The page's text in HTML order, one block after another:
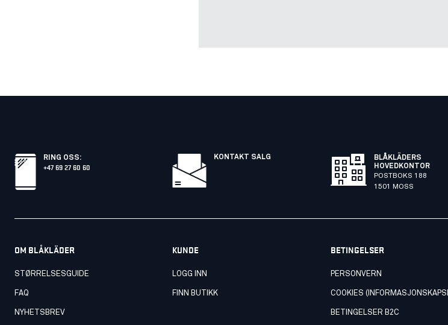
RING OSS:
+47 69 27 60 60
KONTAKT SALG
BLÅKLÄDERS
HOVEDKONTOR
POSTBOKS 188
1501 MOSS
OM BLÅKLÄDER
STØRRELSESGUIDE
FAQ
NYHETSBREV
KUNDE
LOGG INN
FINN BUTIKK
BETINGELSER
PERSONVERN
COOKIES
BETINGELSER B2C